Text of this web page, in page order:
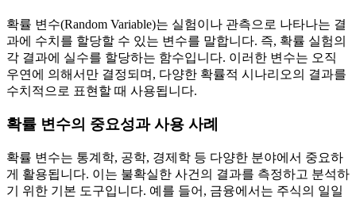
확률 변수(Random Variable)는 실험이나 관측으로 나타나는 결
과에 수치를 할당할 수 있는 변수를 말합니다. 즉, 확률 실험의
각 결과에 실수를 할당하는 함수입니다. 이러한 변수는 오직
우연에 의해서만 결정되며, 다양한 확률적 시나리오의 결과를
수치적으로 표현할 때 사용됩니다.
확률 변수의 중요성과 사용 사례
확률 변수는 통계학, 공학, 경제학 등 다양한 분야에서 중요하
게 활용됩니다. 이는 불확실한 사건의 결과를 측정하고 분석하
기 위한 기본 도구입니다. 예를 들어, 금융에서는 주식의 일일